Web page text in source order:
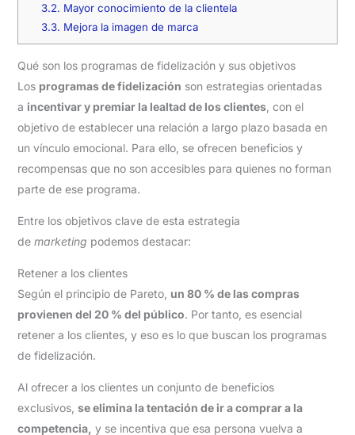
3.2. Mayor conocimiento de la clientela
3.3. Mejora la imagen de marca
Qué son los programas de fidelización y sus objetivos
Los programas de fidelización son estrategias orientadas
a incentivar y premiar la lealtad de los clientes, con el
objetivo de establecer una relación a largo plazo basada en
un vínculo emocional. Para ello, se ofrecen beneficios y
recompensas que no son accesibles para quienes no forman
parte de ese programa.
Entre los objetivos clave de esta estrategia
de marketing podemos destacar:
Retener a los clientes
Según el principio de Pareto, un 80 % de las compras
provienen del 20 % del público. Por tanto, es esencial
retener a los clientes, y eso es lo que buscan los programas
de fidelización.
Al ofrecer a los clientes un conjunto de beneficios
exclusivos, se elimina la tentación de ir a comprar a la
competencia, y se incentiva que esa persona vuelva a